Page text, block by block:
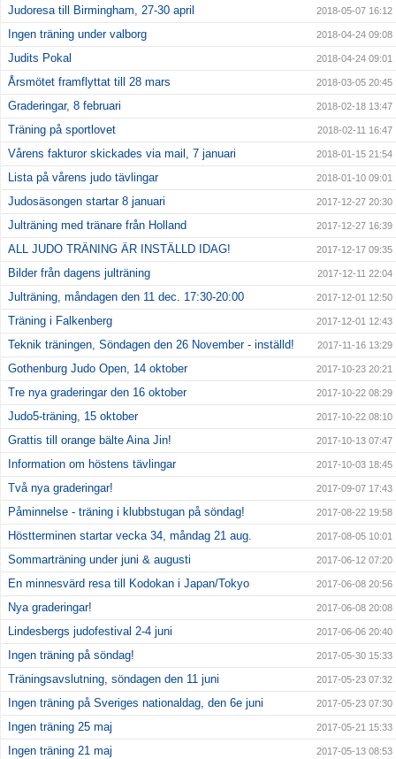
Judoresa till Birmingham, 27-30 april 2018-05-07 16:12
Ingen träning under valborg 2018-04-24 09:08
Judits Pokal 2018-04-24 09:01
Årsmötet framflyttat till 28 mars 2018-03-05 20:45
Graderingar, 8 februari 2018-02-18 13:47
Träning på sportlovet 2018-02-11 16:47
Vårens fakturor skickades via mail, 7 januari 2018-01-15 21:54
Lista på vårens judo tävlingar 2018-01-10 09:01
Judosäsongen startar 8 januari 2017-12-27 20:30
Julträning med tränare från Holland 2017-12-27 16:39
ALL JUDO TRÄNING ÄR INSTÄLLD IDAG! 2017-12-17 09:35
Bilder från dagens julträning 2017-12-11 22:04
Julträning, måndagen den 11 dec. 17:30-20:00 2017-12-01 12:50
Träning i Falkenberg 2017-12-01 12:43
Teknik träningen, Söndagen den 26 November - inställd! 2017-11-16 13:29
Gothenburg Judo Open, 14 oktober 2017-10-23 20:21
Tre nya graderingar den 16 oktober 2017-10-22 08:29
Judo5-träning, 15 oktober 2017-10-22 08:10
Grattis till orange bälte Aina Jin! 2017-10-13 07:47
Information om höstens tävlingar 2017-10-03 18:45
Två nya graderingar! 2017-09-07 17:43
Påminnelse - träning i klubbstugan på söndag! 2017-08-22 19:58
Höstterminen startar vecka 34, måndag 21 aug. 2017-08-05 10:01
Sommarträning under juni & augusti 2017-06-12 07:20
En minnesvärd resa till Kodokan i Japan/Tokyo 2017-06-08 20:56
Nya graderingar! 2017-06-08 20:08
Lindesbergs judofestival 2-4 juni 2017-06-06 20:40
Ingen träning på söndag! 2017-05-30 15:33
Träningsavslutning, söndagen den 11 juni 2017-05-23 07:32
Ingen träning på Sveriges nationaldag, den 6e juni 2017-05-23 07:30
Ingen träning 25 maj 2017-05-21 15:33
Ingen träning 21 maj 2017-05-13 08:53